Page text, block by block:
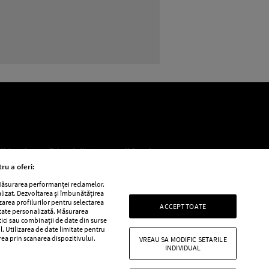
de confidențialitate
Politica de
Retete practice
a oferi:
performanței reclamelor.
Dezvoltarea și îmbunătățirea
profilurilor pentru selectarea
personalizată. Măsurarea
sau combinații de date din surse
Utilizarea de date limitate pentru
prin scanarea dispozitivului.
ACCEPT TOATE
VREAU SA MODIFIC SETARILE
INDIVIDUAL